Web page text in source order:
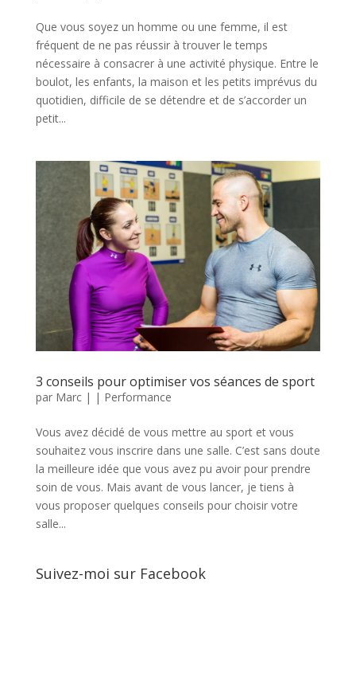
Que vous soyez un homme ou une femme, il est
fréquent de ne pas réussir à trouver le temps
nécessaire à consacrer à une activité physique. Entre le
boulot, les enfants, la maison et les petits imprévus du
quotidien, difficile de se détendre et de s’accorder un
petit...
3 conseils pour optimiser vos séances de sport
par Marc| | Performance
Vous avez décidé de vous mettre au sport et vous
souhaitez vous inscrire dans une salle. C’est sans doute
la meilleure idée que vous avez pu avoir pour prendre
soin de vous. Mais avant de vous lancer, je tiens à
vous proposer quelques conseils pour choisir votre
salle...
Suivez-moi sur Facebook